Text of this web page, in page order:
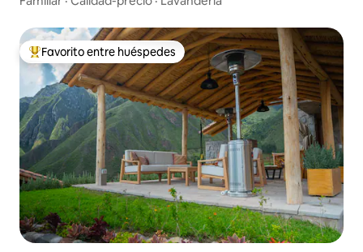
Favorito entre huéspedes preferido
Favorito entre huéspedes